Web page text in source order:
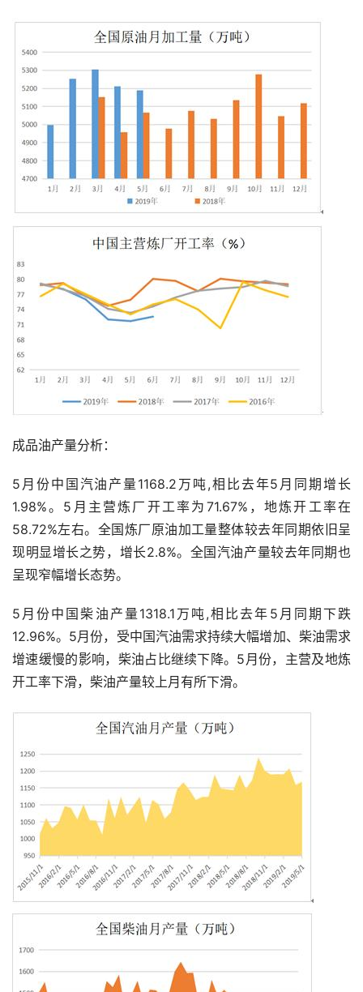
成品油产量分析：
5月份中国汽油产量1168.2万吨,相比去年5月同期增长
1.98%。5月主营炼厂开工率为71.67%，地炼开工率在
58.72%左右。全国炼厂原油加工量整体较去年同期依旧呈
现明显增长之势，增长2.8%。全国汽油产量较去年同期也
呈现窄幅增长态势。
5月份中国柴油产量1318.1万吨,相比去年5月同期下跌
12.96%。5月份，受中国汽油需求持续大幅增加、柴油需求
增速缓慢的影响，柴油占比继续下降。5月份，主营及地炼
开工率下滑，柴油产量较上月有所下滑。